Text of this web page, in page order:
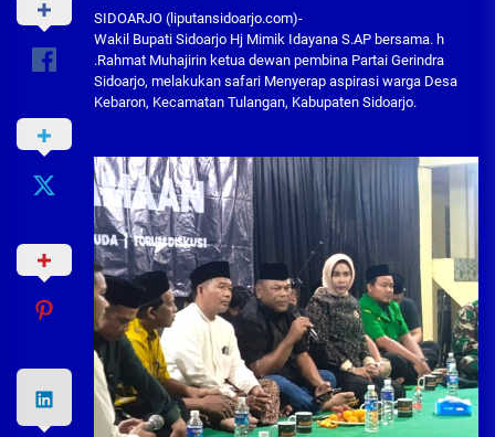
SIDOARJO (liputansidoarjo.com)-
Wakil Bupati Sidoarjo Hj Mimik Idayana S.AP bersama. h
.Rahmat Muhajirin ketua dewan pembina Partai Gerindra
Sidoarjo, melakukan safari Menyerap aspirasi warga Desa
Kebaron, Kecamatan Tulangan, Kabupaten Sidoarjo.